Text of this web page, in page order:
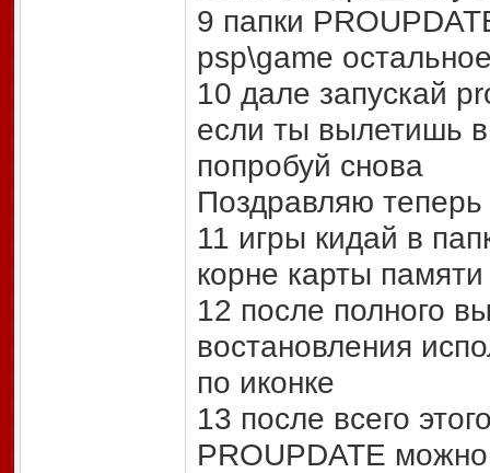
9 папки
psp\game
10 дале запускай
если ты вылетишь
попробуй снова
Поздравляю
11 игры кидай в
корне карты памяти
12 после полного
востановления
по иконке
13 после всего
PROUPDATE